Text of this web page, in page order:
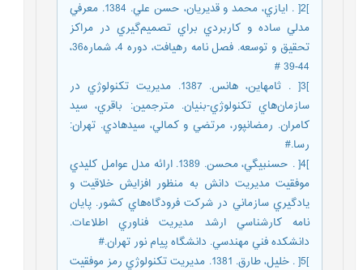
]2[ . ايازي، محمد و قديريان، حسن علي. 1384. معرفي
مدلي ساده و كاربردي براي تصميم‌گيري در مراكز
تحقيق و توسعه. فصل نامه رهيافت، دوره 4، شماره36،
44-39 #
]3[ . ثامهاين، هانس. 1387. مديريت تكنولوژي در
سازمان‌هاي تكنولوژي-بنيان. مترجمين: باقري، سيد
كامران. رمضانپور، مرتضي و كمالي، سيد‌هادي. تهران:
رسا.#
]4[ . حسنبيگي، محسن. 1389. ارائه مدل عوامل كليدي
موفقيت مديريت دانش به منظور افزايش خلاقيت و
يادگيري سازماني در شركت فرودگاه‌هاي كشور. پايان
نامه كارشناسي ارشد مديريت فناوري اطلاعات.
دانشكده فني مهندسي. دانشگاه پيام نور تهران.#
]5[ . خليل، طارق. 1381. مديريت تكنولوژي رمز موفقيت